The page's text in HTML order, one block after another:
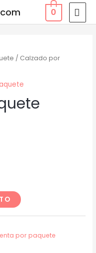
0
/ Calzado por
por paquete